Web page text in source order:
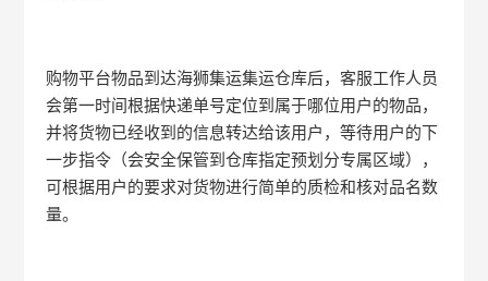
购物平台物品到达海狮集运集运仓库后，客服工作人员
会第一时间根据快递单号定位到属于哪位用户的物品，
并将货物已经收到的信息转达给该用户，等待用户的下
一步指令（会安全保管到仓库指定预划分专属区域），
可根据用户的要求对货物进行简单的质检和核对品名数
量。